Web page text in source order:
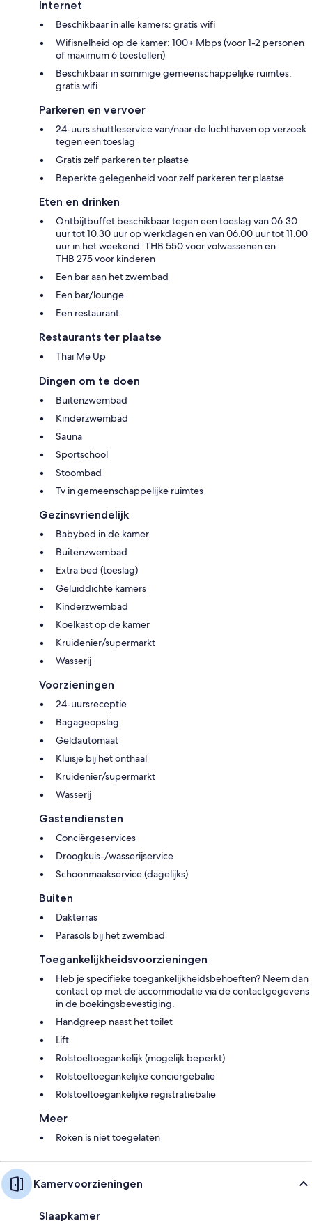
Internet
Beschikbaar in alle kamers: gratis wifi
Wifisnelheid op de kamer: 100+ Mbps (voor 1-2 personen
of maximum 6 toestellen)
Beschikbaar in sommige gemeenschappelijke ruimtes:
gratis wifi
Parkeren en vervoer
24-uurs shuttleservice van/naar de luchthaven op verzoek
tegen een toeslag
Gratis zelf parkeren ter plaatse
Beperkte gelegenheid voor zelf parkeren ter plaatse
Eten en drinken
Ontbijtbuffet beschikbaar tegen een toeslag van 06.30
uur tot 10.30 uur op werkdagen en van 06.00 uur tot 11.00
uur in het weekend: THB 550 voor volwassenen en
THB 275 voor kinderen
Een bar aan het zwembad
Een bar/lounge
Een restaurant
Restaurants ter plaatse
Thai Me Up
Dingen om te doen
Buitenzwembad
Kinderzwembad
Sauna
Sportschool
Stoombad
Tv in gemeenschappelijke ruimtes
Gezinsvriendelijk
Babybed in de kamer
Buitenzwembad
Extra bed (toeslag)
Geluiddichte kamers
Kinderzwembad
Koelkast op de kamer
Kruidenier/supermarkt
Wasserij
Voorzieningen
24-uursreceptie
Bagageopslag
Geldautomaat
Kluisje bij het onthaal
Kruidenier/supermarkt
Wasserij
Gastendiensten
Conciërgeservices
Droogkuis-/wasserijservice
Schoonmaakservice (dagelijks)
Buiten
Dakterras
Parasols bij het zwembad
Toegankelijkheidsvoorzieningen
Heb je specifieke toegankelijkheidsbehoeften? Neem dan
contact op met de accommodatie via de contactgegevens
in de boekingsbevestiging.
Handgreep naast het toilet
Lift
Rolstoeltoegankelijk (mogelijk beperkt)
Rolstoeltoegankelijke conciërgebalie
Rolstoeltoegankelijke registratiebalie
Meer
Roken is niet toegelaten
Kamervoorzieningen
Slaapkamer